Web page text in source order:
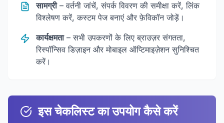
सामग्री– वर्तनी जांचें, संपर्क विवरण की समीक्षा करें, लिंक
विश्लेषण करें, कस्टम पेज बनाएं और फ़ेविकॉन जोड़ें।
कार्यक्षमता– सभी उपकरणों के लिए ब्राउज़र संगतता,
रिस्पॉन्सिव डिज़ाइन और मोबाइल ऑप्टिमाइज़ेशन सुनिश्चित
करें।
इस चेकलिस्ट का उपयोग कैसे करें